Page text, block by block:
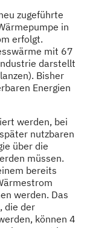
zugeführte
in
erfolgt.
mit 67
darstellt
Bisher
Energien
werden, bei
nutzbaren
über die
müssen.
bereits
werden. Das
die der
können 4